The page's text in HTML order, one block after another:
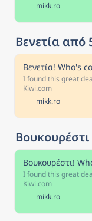
mikk.ro
Βενετία από
I found this great
Kiwi.com
mikk.ro
I found this great
Kiwi.com
mikk.ro